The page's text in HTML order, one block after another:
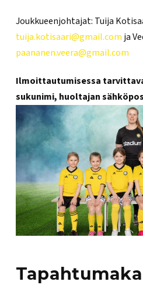
Joukkueenjohtajat: Tuija
tuija.kotisaari@gmail.com ja
paananen.veera@gmail.com
Ilmoittautumisessa
sukunimi, huoltajan